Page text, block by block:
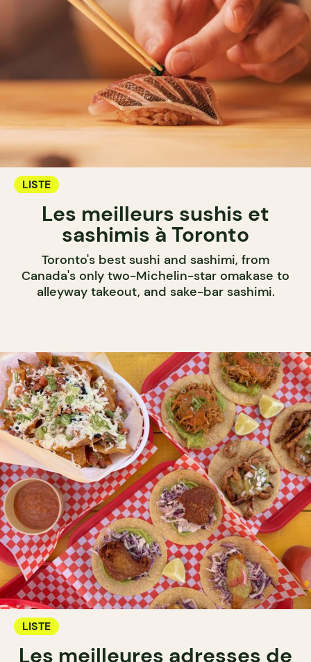
LISTE
Les meilleurs sushis et
sashimis à Toronto
Toronto's best sushi and sashimi, from
Canada's only two-Michelin-star omakase to
alleyway takeout, and sake-bar sashimi.
LISTE
Les meilleures adresses de